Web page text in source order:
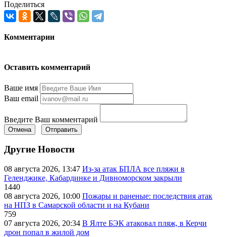
Поделиться
Комментарии
Оставить комментарий
Ваше имя
Ваш email
Введите Ваш комментарий
Отмена Отправить
Другие Новости
08 августа 2026, 13:47 Из-за атак БПЛА все пляжи в
Геленджике, Кабардинке и Дивноморском закрыли
1440
08 августа 2026, 10:00 Пожары и раненые: последствия атак
на НПЗ в Самарской области и на Кубани
759
07 августа 2026, 20:34 В Ялте БЭК атаковал пляж, в Керчи
дрон попал в жилой дом